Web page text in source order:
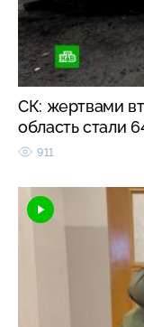
СК: жертвами
область стали
911